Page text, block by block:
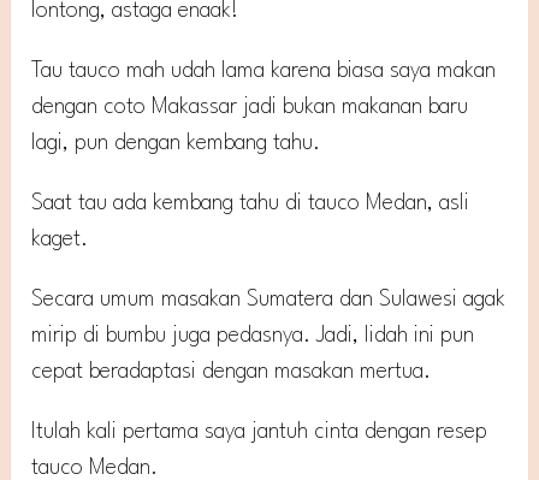
lontong, astaga enaak!
Tau tauco mah udah lama karena biasa saya makan
dengan coto Makassar jadi bukan makanan baru
lagi, pun dengan kembang tahu.
Saat tau ada kembang tahu di tauco Medan, asli
kaget.
Secara umum masakan Sumatera dan Sulawesi agak
mirip di bumbu juga pedasnya. Jadi, lidah ini pun
cepat beradaptasi dengan masakan mertua.
Itulah kali pertama saya jantuh cinta dengan resep
tauco Medan.